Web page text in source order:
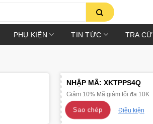
PHỤ KIỆN TIN TỨC TRA
NHẬP MÃ: XKTPPS4Q
Giảm 10% Mã giảm tối đa 10K
Sao chép Điều kiện